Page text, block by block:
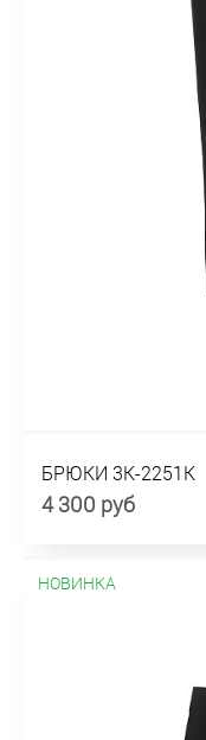
БРЮКИ 3К-2251К
4 300 руб
НОВИНКА